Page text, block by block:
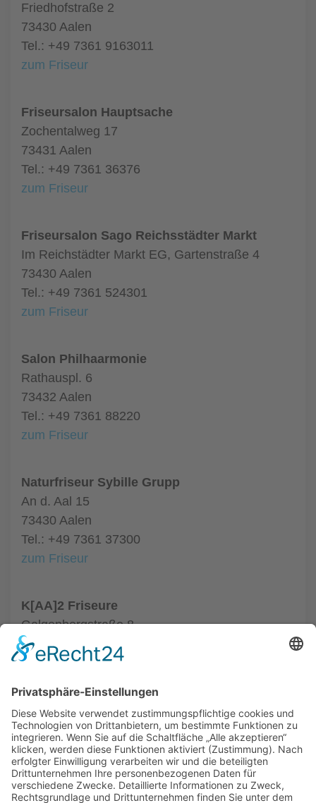
Friedhofstraße 2
73430 Aalen
Tel.: +49 7361 9163011
zum Friseur
Friseursalon Hauptsache
Zochentalweg 17
73431 Aalen
Tel.: +49 7361 36376
zum Friseur
Friseursalon Sago Reichsstädter Markt
Im Reichstädter Markt EG, Gartenstraße 4
73430 Aalen
Tel.: +49 7361 524301
zum Friseur
Salon Philhaarmonie
Rathauspl. 6
73432 Aalen
Tel.: +49 7361 88220
zum Friseur
Naturfriseur Sybille Grupp
An d. Aal 15
73430 Aalen
Tel.: +49 7361 37300
zum Friseur
K[AA]2 Friseure
Galgenbergstraße 8
73431 Aalen
Tel.: +49 7361 9809033
ALLGEMEIN